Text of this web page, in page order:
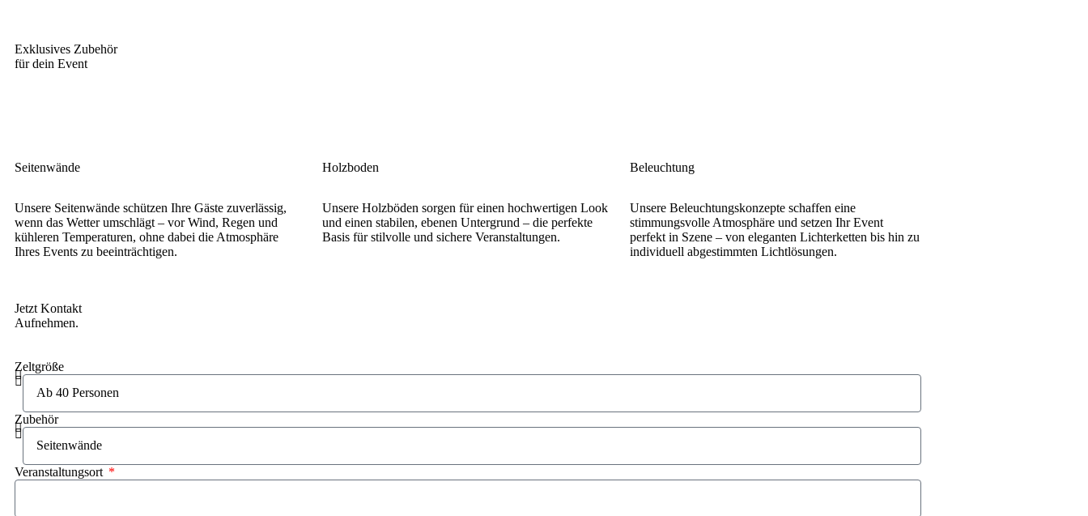
Exklusives Zubehör
für dein Event
Seitenwände
Unsere Seitenwände schützen Ihre Gäste zuverlässig,
wenn das Wetter umschlägt – vor Wind, Regen und
kühleren Temperaturen, ohne dabei die Atmosphäre
Ihres Events zu beeinträchtigen.
Holzboden
Unsere Holzböden sorgen für einen hochwertigen Look
und einen stabilen, ebenen Untergrund – die perfekte
Basis für stilvolle und sichere Veranstaltungen.
Beleuchtung
Unsere Beleuchtungskonzepte schaffen eine
stimmungsvolle Atmosphäre und setzen Ihr Event
perfekt in Szene – von eleganten Lichterketten bis hin zu
individuell abgestimmten Lichtlösungen.
Jetzt Kontakt
Aufnehmen.
Zeltgröße
Zubehör
Veranstaltungsort